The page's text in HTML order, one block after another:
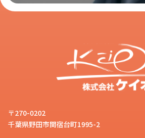
の無地販売はありますでしょう
30cmの3サイズの
〒270-0202
千葉県野田市関宿台町1995-2